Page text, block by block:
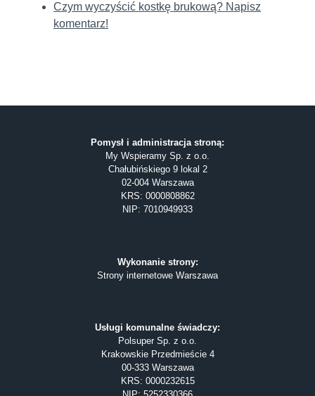
Czym wyczyścić kostkę brukową? Napisz
komentarz!
Pomysł i administracja stroną:
My Wspieramy Sp. z o.o.
Chałubińskiego 9 lokal 2
02-004 Warszawa
KRS: 0000808862
NIP: 7010949933
Wykonanie strony:
Strony internetowe Warszawa
Usługi komunalne świadczy:
Polsuper Sp. z o.o.
Krakowskie Przedmieście 4
00-333 Warszawa
KRS: 0000232615